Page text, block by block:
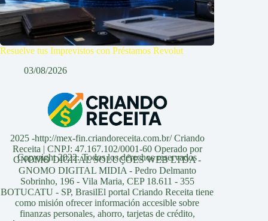
Resuelve tus Imprevistos con Préstamos Revolut
03/08/2026
Copyright 2022. Todos los derechos reservados
2025 -http://mex-fin.criandoreceita.com.br/ Criando
Receita | CNPJ: 47.167.102/0001-60 Operado por
GNOMO DIGITAL SOLUÇÕES WEB LTDA -
GNOMO DIGITAL MIDIA - Pedro Delmanto
Sobrinho, 196 - Vila Maria, CEP 18.611 - 355
BOTUCATU - SP, BrasilEl portal Criando Receita tiene
como misión ofrecer información accesible sobre
finanzas personales, ahorro, tarjetas de crédito,